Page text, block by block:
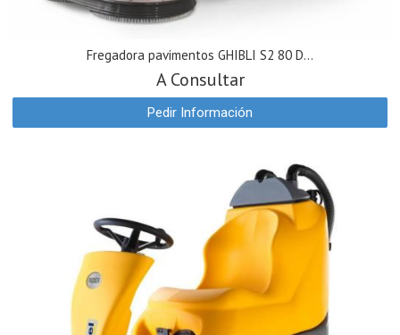
Fregadora pavimentos GHIBLI S2 80 D...
A Consultar
Pedir Información